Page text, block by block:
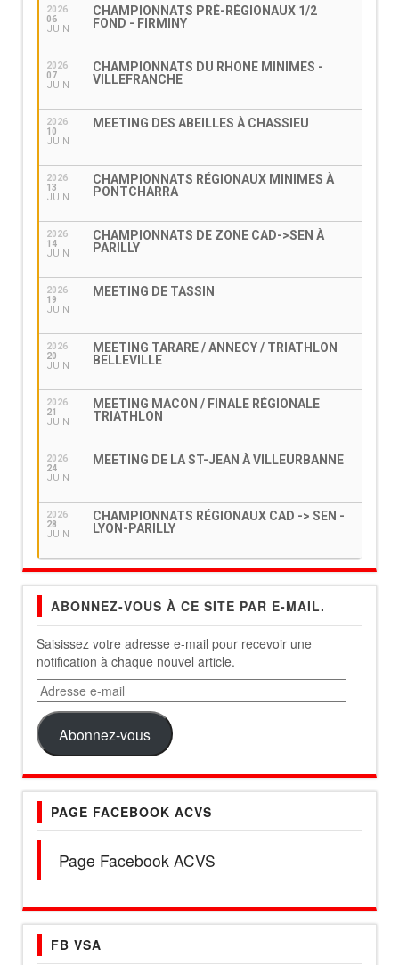
2026
06
JUIN
CHAMPIONNATS PRÉ-RÉGIONAUX 1/2
FOND - FIRMINY
2026
07
JUIN
CHAMPIONNATS DU RHONE MINIMES -
VILLEFRANCHE
2026
10
JUIN
MEETING DES ABEILLES À CHASSIEU
2026
13
JUIN
CHAMPIONNATS RÉGIONAUX MINIMES À
PONTCHARRA
2026
14
JUIN
CHAMPIONNATS DE ZONE CAD->SEN À
PARILLY
2026
19
JUIN
MEETING DE TASSIN
2026
20
JUIN
MEETING TARARE / ANNECY / TRIATHLON
BELLEVILLE
2026
21
JUIN
MEETING MACON / FINALE RÉGIONALE
TRIATHLON
2026
24
JUIN
MEETING DE LA ST-JEAN À VILLEURBANNE
2026
28
JUIN
CHAMPIONNATS RÉGIONAUX CAD -> SEN -
LYON-PARILLY
ABONNEZ-VOUS À CE SITE PAR E-MAIL.
Saisissez votre adresse e-mail pour recevoir une
notification à chaque nouvel article.
Adresse
e-
mail
Abonnez-vous
PAGE FACEBOOK ACVS
Page Facebook ACVS
FB VSA